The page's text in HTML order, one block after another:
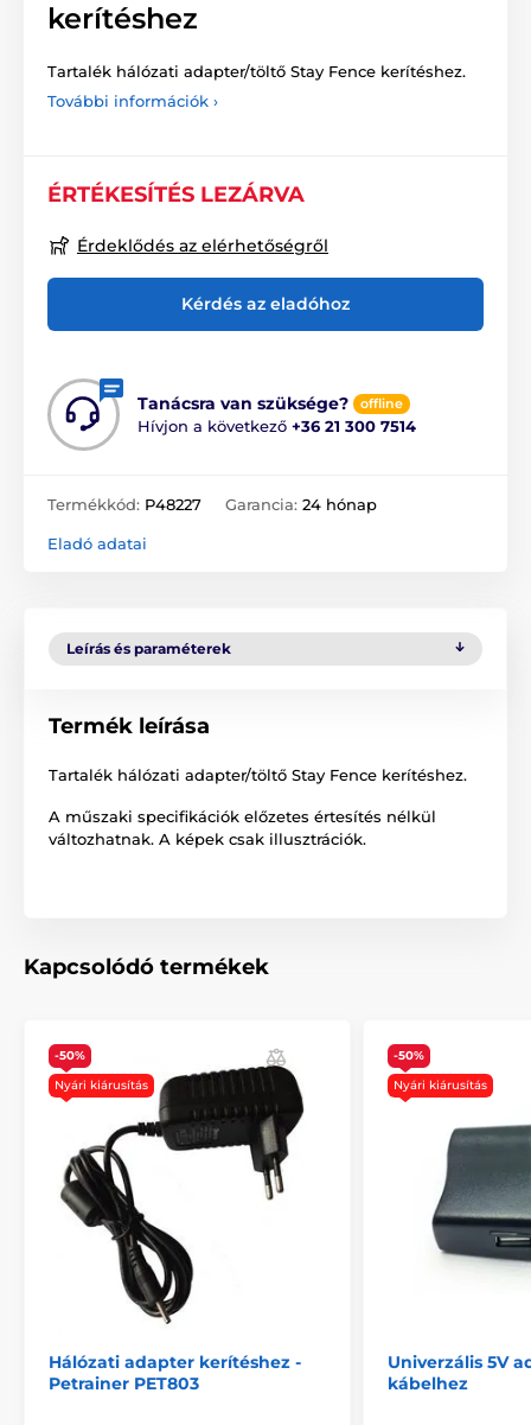
kerítéshez
Tartalék hálózati adapter/töltő Stay Fence kerítéshez.
További információk ›
ÉRTÉKESÍTÉS LEZÁRVA
Érdeklődés az elérhetőségről
Kérdés az eladóhoz
Tanácsra van szüksége? offline
Hívjon a következő +36 21 300 7514
Termékkód: P48227 Garancia: 24 hónap
Eladó adatai
Leírás és paraméterek
Termék leírása
Tartalék hálózati adapter/töltő Stay Fence kerítéshez.
A műszaki specifikációk előzetes értesítés nélkül
változhatnak. A képek csak illusztrációk.
Kapcsolódó termékek
-50%
Nyári kiárusítás
Hálózati adapter kerítéshez -
Petrainer PET803
-50%
Nyári kiárusítás
Univerzális 5V
kábelhez